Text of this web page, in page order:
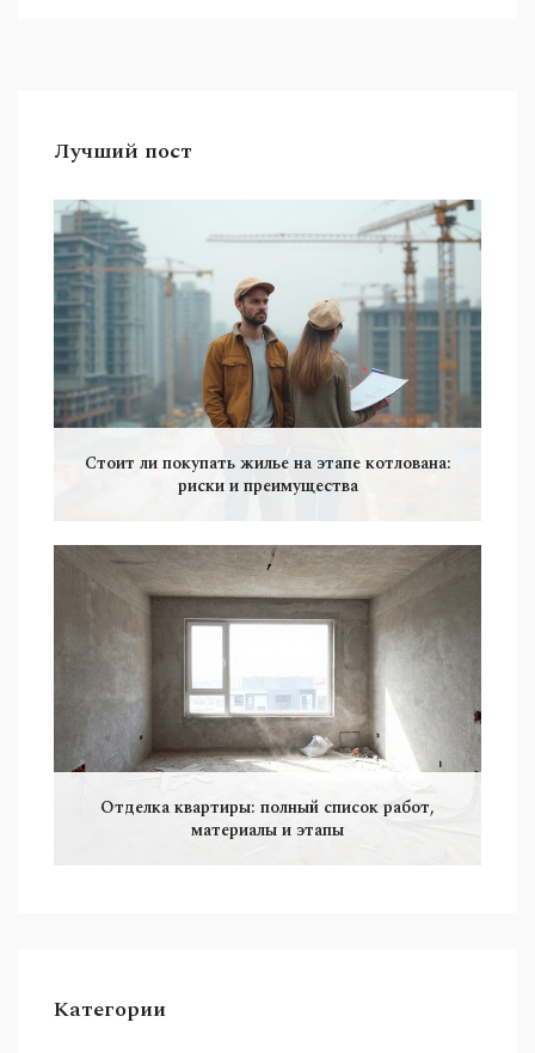
Лучший пост
Стоит ли покупать жилье на этапе котлована:
риски и преимущества
Отделка квартиры: полный список работ,
материалы и этапы
Категории